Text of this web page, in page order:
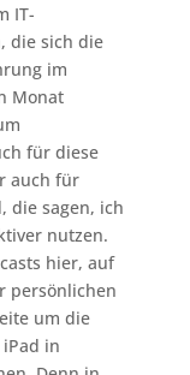
IT-
die sich die
im
Monat
für diese
auch für
die sagen, ich
nutzen.
hier, auf
persönlichen
um die
in